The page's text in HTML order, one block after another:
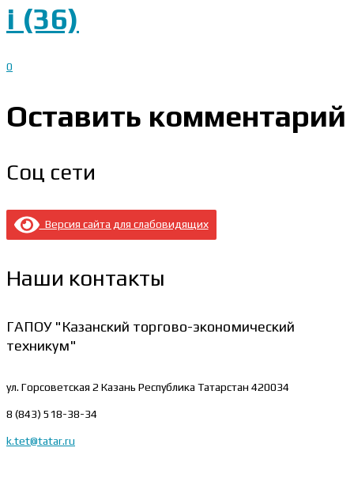
i (36)
0
Оставить комментарий
Соц сети
Версия сайта для слабовидящих
Наши контакты
ГАПОУ "Казанский торгово-экономический
техникум"
ул. Горсоветская 2 Казань Республика Татарстан 420034
8 (843) 518-38-34
k.tet@tatar.ru